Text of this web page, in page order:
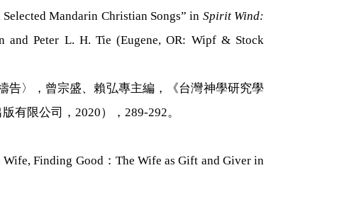
Selected Mandarin Christian Songs” in Spirit Wind:
and Peter L. H. Tie (Eugene, OR: Wipf & Stock
告〉，曾宗盛、賴弘專主編， 《台灣神學研究學
有限公司， 2020）， 289-292。
Finding Good：The Wife as Gift and Giver in